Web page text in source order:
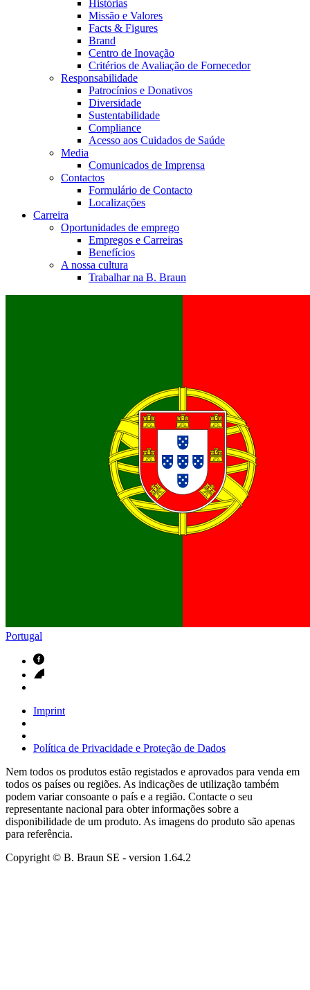
Histórias
Missão e Valores
Facts & Figures
Brand
Centro de Inovação
Critérios de Avaliação de Fornecedor
Responsabilidade
Patrocínios e Donativos
Diversidade
Sustentabilidade
Compliance
Acesso aos Cuidados de Saúde
Media
Comunicados de Imprensa
Contactos
Formulário de Contacto
Localizações
Carreira
Oportunidades de emprego
Empregos e Carreiras
Benefícios
A nossa cultura
Trabalhar na B. Braun
Portugal
Imprint
Política de Privacidade e Proteção de Dados
Nem todos os produtos estão registados e aprovados para venda em
todos os países ou regiões. As indicações de utilização também
podem variar consoante o país e a região. Contacte o seu
representante nacional para obter informações sobre a
disponibilidade de um produto. As imagens do produto são apenas
para referência.
Copyright © B. Braun SE - version 1.64.2